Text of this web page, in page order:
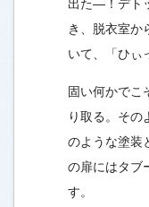
出た―！デト
き、脱衣室か
いて、「ひぃ
固い何かでこ
り取る。その
のような塗装
の扉にはタブ
す。